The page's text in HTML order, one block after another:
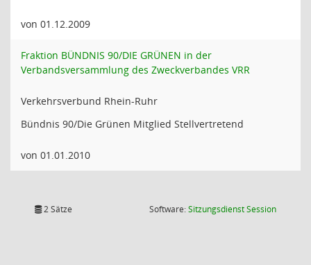
von 01.12.2009
Fraktion BÜNDNIS 90/DIE GRÜNEN in der
Verbandsversammlung des Zweckverbandes VRR
Verkehrsverbund Rhein-Ruhr
Bündnis 90/Die Grünen Mitglied Stellvertretend
von 01.01.2010
2 Sätze Software:SitzungsdienstSession(Wird in